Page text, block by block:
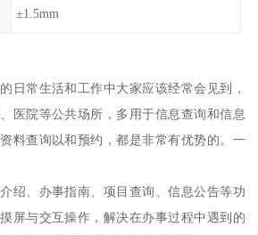
±1.5mm
日常生活和工作中大家应该经常会见到，
医院等公共场所，多用于信息查询和信息
料查询以和预约，都是非常有优势的。一
绍、办事指南、项目查询、信息公告等功
屏与交互操作，解决在办事过程中遇到的